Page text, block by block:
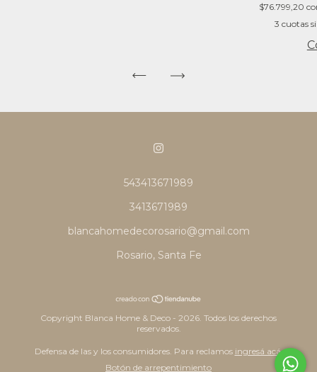
$76.799,20
3 cuotas
543413671989
3413671989
blancahomedecorosario@gmail.com
Rosario, Santa Fe
Copyright Blanca Home & Deco - 2026. Todos los derechos
reservados.
Defensa de las y los consumidores. Para reclamos ingresá acá.
Botón de arrepentimiento